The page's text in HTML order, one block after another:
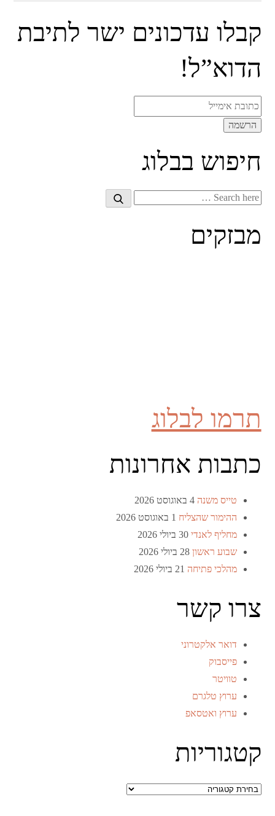
קבלו עדכונים ישר לתיבת
הדוא”ל!
חיפוש בבלוג
Search
Search
מבזקים
תרמו לבלוג
כתבות אחרונות
טייס משנה 4 באוגוסט 2026
ההימור שהצליח 1 באוגוסט 2026
מחליף לאנדי 30 ביולי 2026
שבוע ראשון 28 ביולי 2026
מהלכי פתיחה 21 ביולי 2026
צרו קשר
דואר אלקטרוני
פייסבוק
טוויטר
ערוץ טלגרם
ערוץ ואטסאפ
קטגוריות
קטגוריות